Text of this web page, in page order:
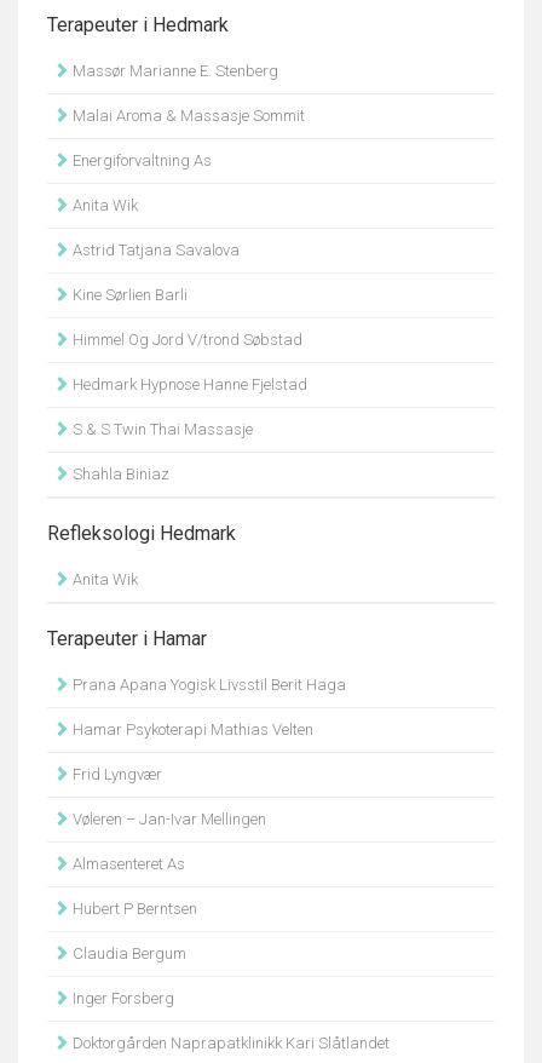
Terapeuter i Hedmark
Massør Marianne E. Stenberg
Malai Aroma & Massasje Sommit
Energiforvaltning As
Anita Wik
Astrid Tatjana Savalova
Kine Sørlien Barli
Himmel Og Jord V/trond Søbstad
Hedmark Hypnose Hanne Fjelstad
S & S Twin Thai Massasje
Shahla Biniaz
Refleksologi Hedmark
Anita Wik
Terapeuter i Hamar
Prana Apana Yogisk Livsstil Berit Haga
Hamar Psykoterapi Mathias Velten
Frid Lyngvær
Vøleren – Jan-Ivar Mellingen
Almasenteret As
Hubert P Berntsen
Claudia Bergum
Inger Forsberg
Doktorgården Naprapatklinikk Kari Slåtlandet